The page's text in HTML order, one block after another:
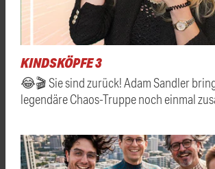
KINDSKÖPFE 3
😂🎬 Sie sind zurück! Adam Sandler
legendäre Chaos-Truppe noch einmal